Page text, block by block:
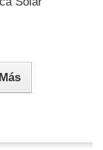
Más